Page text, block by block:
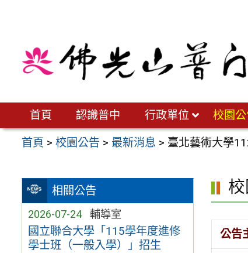
首頁 認識普中 行政單位 校園
首頁 >校園公告 > 最新消息 > 臺北藝術大學
相關公告
2026-07-24 輔導室
國立聯合大學「115學年度進修
學士班（一般入學）」招生
公告